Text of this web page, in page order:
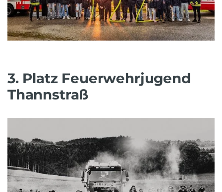
3. Platz Feuerwehrjugend
Thannstraß